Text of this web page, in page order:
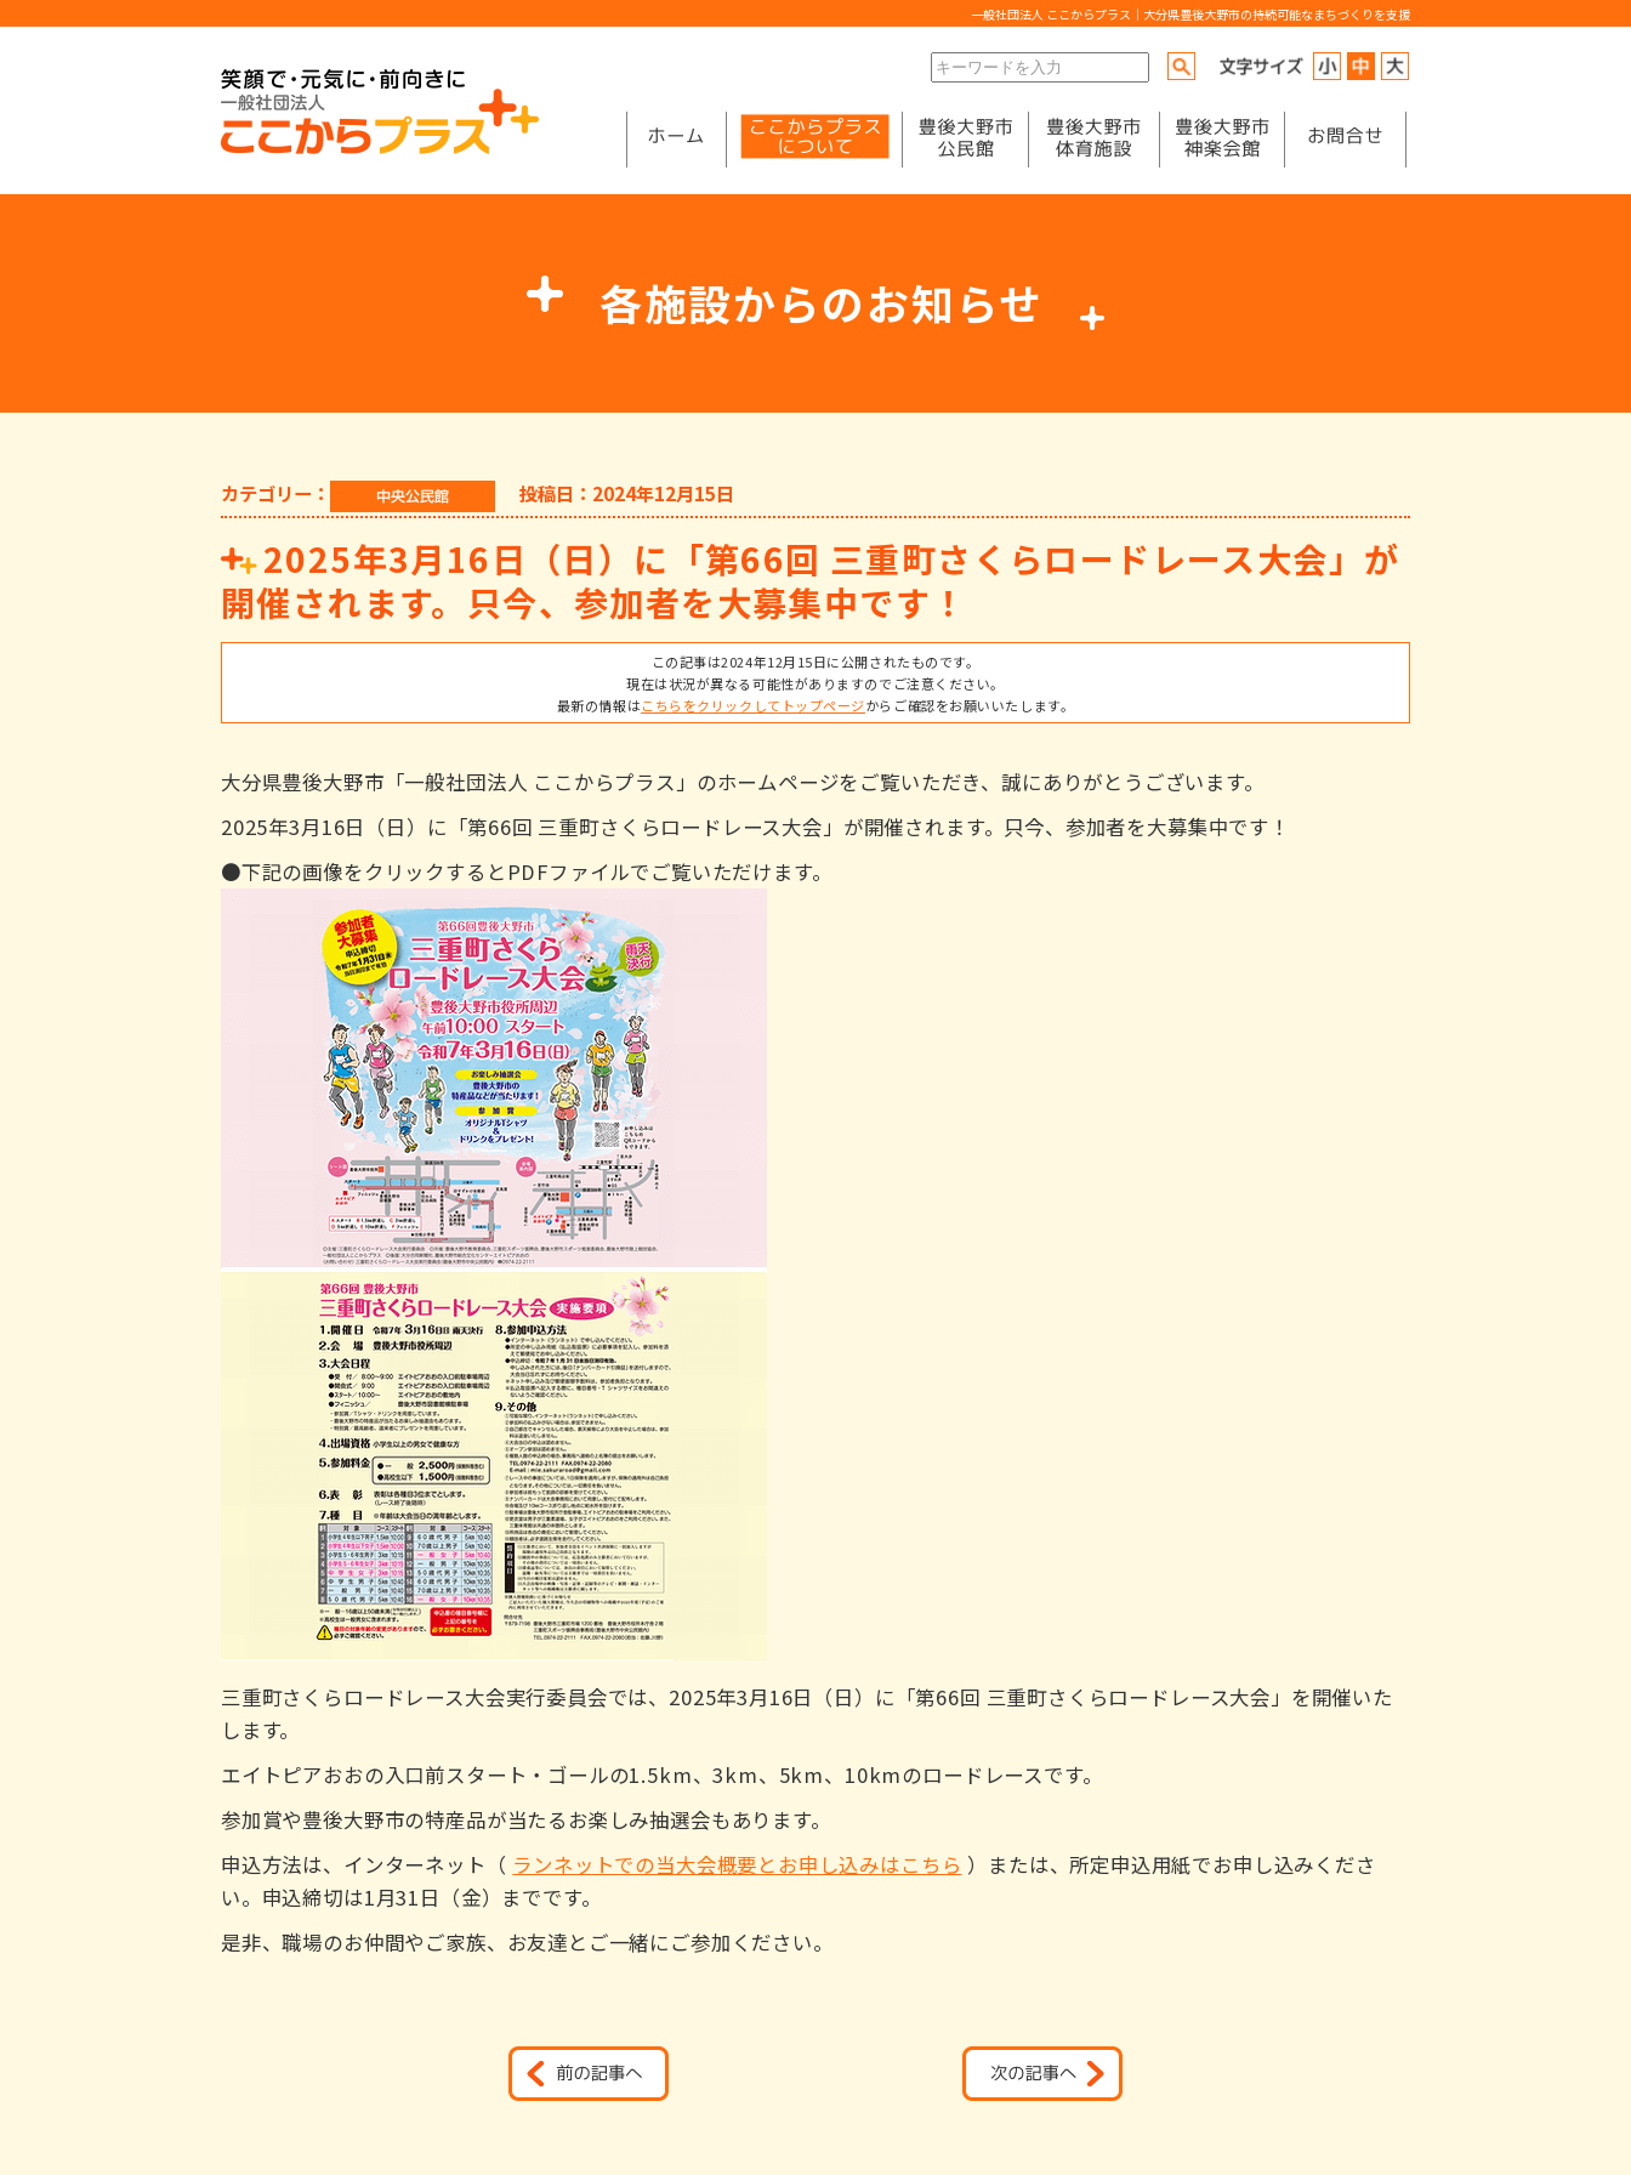
一般社団法人 ここからプラス｜大分県豊後大野市の持続可能なまちづくりを支援
各施設からのお知らせ
カテゴリー： 投稿日：2024年12月15日
2025年3月16日（日）に「第66回 三重町さくらロードレース大会」が
開催されます。只今、参加者を大募集中です！
この記事は2024年12月15日に公開されたものです。
現在は状況が異なる可能性がありますのでご注意ください。
最新の情報はこちらをクリックしてトップページからご確認をお願いいたします。
大分県豊後大野市「一般社団法人 ここからプラス」のホームページをご覧いただき、誠にありがとうございます。
2025年3月16日（日）に「第66回 三重町さくらロードレース大会」が開催されます。只今、参加者を大募集中です！
●下記の画像をクリックするとPDFファイルでご覧いただけます。
三重町さくらロードレース大会実行委員会では、2025年3月16日（日）に「第66回 三重町さくらロードレース大会」を開催いた
します。
エイトピアおおの入口前スタート・ゴールの1.5km、3km、5km、10kmのロードレースです。
参加賞や豊後大野市の特産品が当たるお楽しみ抽選会もあります。
申込方法は、インターネット（ ランネットでの当大会概要とお申し込みはこちら ）または、所定申込用紙でお申し込みくださ
い。申込締切は1月31日（金）までです。
是非、職場のお仲間やご家族、お友達とご一緒にご参加ください。